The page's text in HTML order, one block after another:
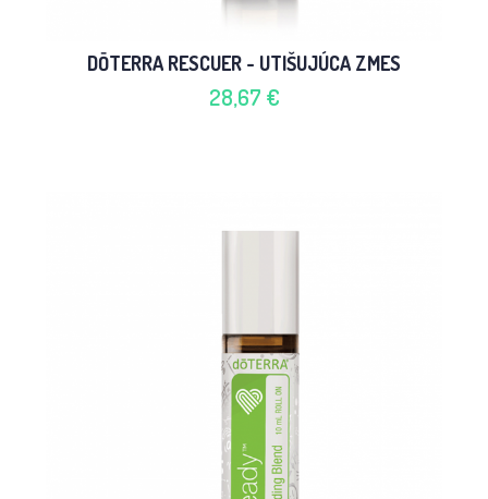
DŌTERRA RESCUER - UTIŠUJÚCA ZMES
28,67 €